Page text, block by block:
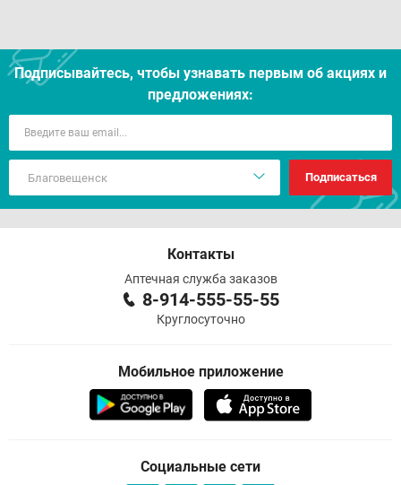
Подписывайтесь, чтобы узнавать первым об акцияx и
предложениях:
Подписаться
Контакты
Аптечная служба заказов
8-914-555-55-55
Круглосуточно
Мобильное приложение
Социальные сети